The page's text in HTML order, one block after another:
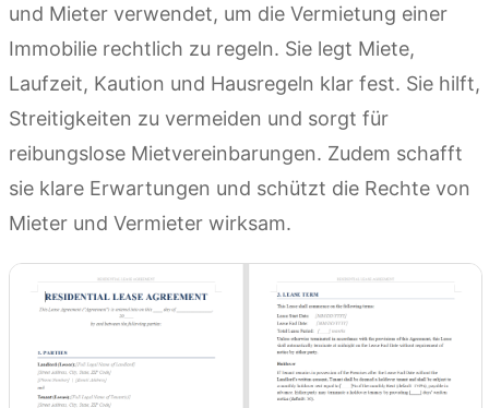
und Mieter verwendet, um die Vermietung einer
Immobilie rechtlich zu regeln. Sie legt Miete,
Laufzeit, Kaution und Hausregeln klar fest. Sie hilft,
Streitigkeiten zu vermeiden und sorgt für
reibungslose Mietvereinbarungen. Zudem schafft
sie klare Erwartungen und schützt die Rechte von
Mieter und Vermieter wirksam.